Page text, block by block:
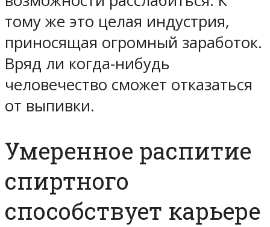
тому же это целая индустрия,
приносящая огромный заработок.
Вряд ли когда-нибудь
человечество сможет отказаться
от выпивки.
Умеренное распитие
спиртного
способствует карьере